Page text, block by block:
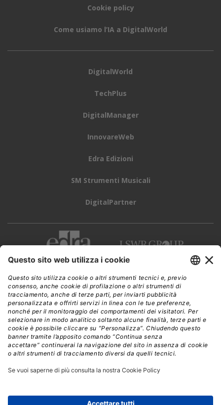
Cookie policy
Come usiamo l’IA a DigitalWorld
DigitalWorld
TechPlus
DigitalManager
InnovareWeb
Edra Edizioni
SM Strumenti Musicali
DigitalPartner
CWI è una testata giornalistica diEdra Edizioni s.r.l.
Direzione, amministrazione, redazione, pubblicità
Viale Enrico Forlanini 21 - 20134 Milano
Tel. +39 02 881841
C.F./P IVA 13002100157
www.edraedizioni.it|Privacy
Follow Us